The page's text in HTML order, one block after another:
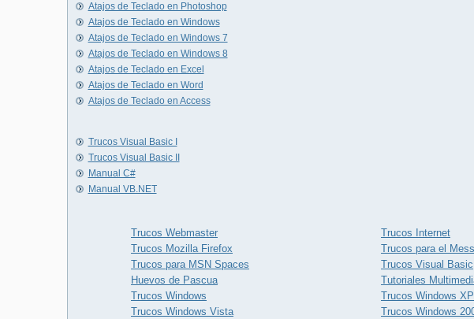
Atajos de Teclado en Photoshop
Atajos de Teclado en Windows
Atajos de Teclado en Windows 7
Atajos de Teclado en Windows 8
Atajos de Teclado en Excel
Atajos de Teclado en Word
Atajos de Teclado en Access
Trucos Visual Basic I
Trucos Visual Basic II
Manual C#
Manual VB.NET
Trucos Webmaster
Trucos Internet
Trucos Mozilla Firefox
Trucos para el
Trucos para MSN Spaces
Trucos Visual Basic
Huevos de Pascua
Tutoriales
Trucos Windows
Trucos Windows XP
Trucos Windows Vista
Trucos Windows